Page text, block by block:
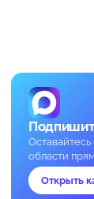
области
Открыть